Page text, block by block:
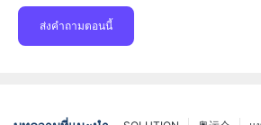
ส่งคำถามตอนนี้